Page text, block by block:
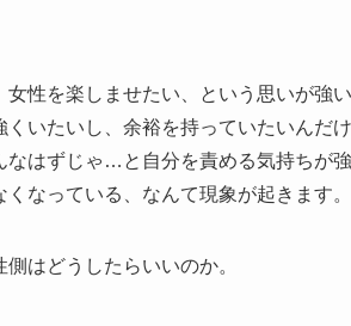
性を楽しませたい、という思いが強い
くいたいし、余裕を持っていたいんだ
なはずじゃ…と自分を責める気持ちが
くなっている、なんて現象が起きます。
はどうしたらいいのか。